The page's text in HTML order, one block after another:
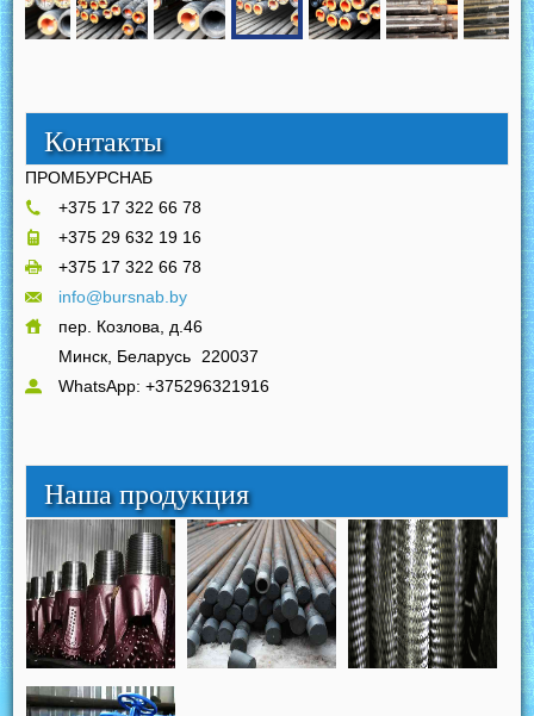
Контакты
ПРОМБУРСНАБ
+375 17 322 66 78
+375 29 632 19 16
+375 17 322 66 78
info@bursnab.by
пер. Козлова, д.46
Минск, Беларусь 220037
WhatsApp: +375296321916
Наша продукция